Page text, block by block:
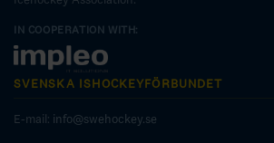
IN COOPERATION WITH:
SVENSKA ISHOCKEYFÖRBUNDET
E-mail: info@swehockey.se